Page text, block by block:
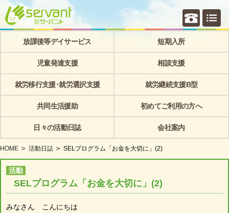
個別相
放課後等デイサービス 短期入所
児童発達支援 相談支援
就労移行支援･就労選択支援 就労継続支援B型
共同生活援助 初めてご利用の方へ
日々の活動日誌 会社案内
HOME 活動日誌 SELプログラム「お金を大切に」(2)
活動
SELプログラム「お金を大切に」(2)
みなさん こんにちは